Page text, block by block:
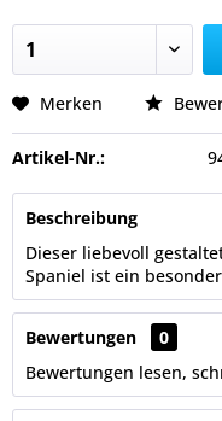
Merken
Artikel-Nr.:
Beschreibung
Dieser liebevoll
Spaniel ist ein
Bewertungen
0
Bewertungen lesen,